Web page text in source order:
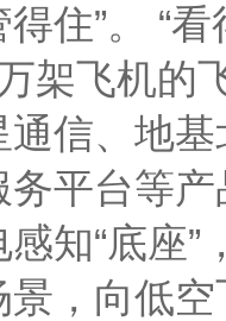
住”。 “
架飞机的
信、地基
平台等
知“底座
，向低